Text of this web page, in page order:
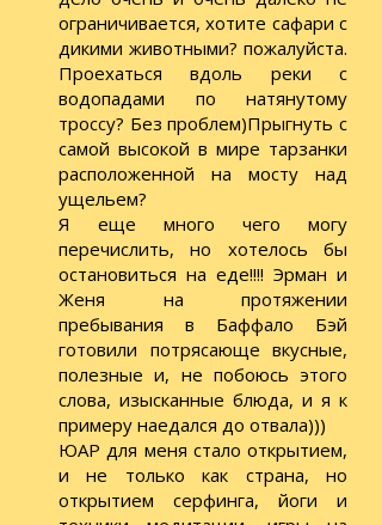
ограничивается, хотите сафари с
дикими животными? пожалуйста.
Проехаться вдоль реки с
водопадами по натянутому
троссу? Без проблем)Прыгнуть с
самой высокой в мире тарзанки
расположенной на мосту над
ущельем?
Я еще много чего могу
перечислить, но хотелось бы
остановиться на еде!!!! Эрман и
Женя на протяжении
пребывания в Баффало Бэй
готовили потрясающе вкусные,
полезные и, не побоюсь этого
слова, изысканные блюда, и я к
примеру наедался до отвала)))
ЮАР для меня стало открытием,
и не только как страна, но
открытием серфинга, йоги и